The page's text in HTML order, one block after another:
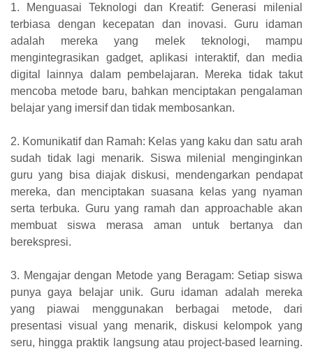
1. Menguasai Teknologi dan Kreatif: Generasi milenial
terbiasa dengan kecepatan dan inovasi. Guru idaman
adalah mereka yang melek teknologi, mampu
mengintegrasikan gadget, aplikasi interaktif, dan media
digital lainnya dalam pembelajaran. Mereka tidak takut
mencoba metode baru, bahkan menciptakan pengalaman
belajar yang imersif dan tidak membosankan.
2. Komunikatif dan Ramah: Kelas yang kaku dan satu arah
sudah tidak lagi menarik. Siswa milenial menginginkan
guru yang bisa diajak diskusi, mendengarkan pendapat
mereka, dan menciptakan suasana kelas yang nyaman
serta terbuka. Guru yang ramah dan approachable akan
membuat siswa merasa aman untuk bertanya dan
berekspresi.
3. Mengajar dengan Metode yang Beragam: Setiap siswa
punya gaya belajar unik. Guru idaman adalah mereka
yang piawai menggunakan berbagai metode, dari
presentasi visual yang menarik, diskusi kelompok yang
seru, hingga praktik langsung atau project-based learning.